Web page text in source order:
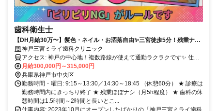
歯科衛生士
【DH月給30万〜】髪色・ネイル・お洒落自由✨三宮徒歩5分！残業ナシ
×朝礼・終礼ナシの「ピリピリNG」宣言✨人間関係の悩みを卒業できる
新しいクリニックです。
神戸三宮ミライ歯科クリニック
アクセス: 神戸の中心地！複数路線が使えて通勤ラクラクです✨ 仕事
終わりのショッピングやカフェ巡りにも最高の立地！ ・JR神戸線
「三ノ宮駅」より徒歩5分 ・阪急電鉄神戸線「神戸三宮駅」より徒歩
5分 ・阪神電鉄本線「神戸三宮駅」より徒歩5分 ・Osaka Metro（地
下鉄）西神・山手線「三宮駅」より徒歩5分 ・Osaka Metro（地下
鉄）海岸線「三宮・花時計前駅」より徒歩5分 ・神戸新交通ポートア
月給300,000円～315,000円
兵庫県神戸市中央区
勤務時間・曜日: 9:15～13:30／14:30～18:45 （休憩60分） ★ 診療は
勤務時間内にきっちり終了 ★ 残業ほぼナシ（月5h程度） ★ 歯科の休
憩時間は1.5時間～2時間と長いとこ...